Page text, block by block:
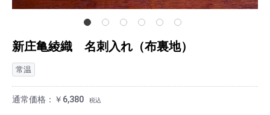
新庄亀綾織 名刺入れ（布裏地）
常温
通常価格： ￥6,380 税込